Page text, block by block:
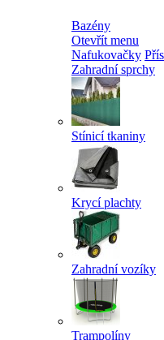
Bazény
Otevřít menu
Nafukovačky
Zahradní sprchy
Stínicí tkaniny
Krycí plachty
Zahradní vozíky
Trampolíny